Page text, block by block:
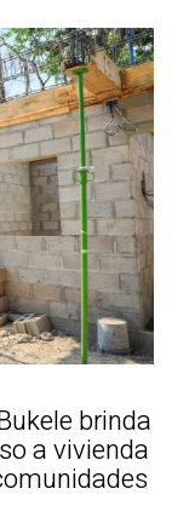
brinda
a vivienda